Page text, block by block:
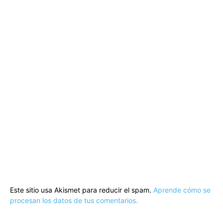
Este sitio usa Akismet para reducir el spam. Aprende cómo se
procesan los datos de tus comentarios.